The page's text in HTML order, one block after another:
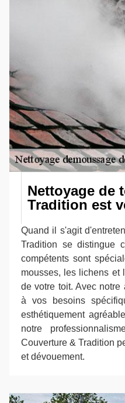
Nettoyage de
Tradition est
Quand il s'agit
Tradition se distingue
compétents sont
mousses, les lichens et
de votre toit. Avec
à vos besoins
esthétiquement
notre
Couverture & Tradition
et dévouement.